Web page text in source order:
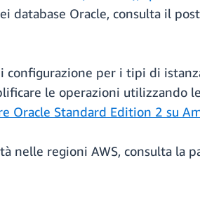
database Oracle, consulta il
configurazione per i tipi di
le operazioni utilizzando
Oracle Standard Edition 2 su
nelle regioni AWS, consulta la